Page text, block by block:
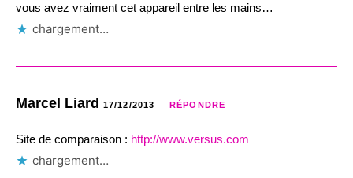
vous avez vraiment cet appareil entre les mains…
chargement…
Marcel Liard 17/12/2013 RÉPONDRE
Site de comparaison : http://www.versus.com
chargement…